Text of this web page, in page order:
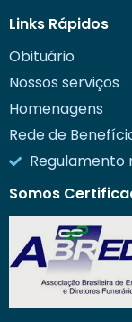
Links Rápidos
Obituário
Nossos serviços
Homenagens
Rede de
Regulamento
Somos